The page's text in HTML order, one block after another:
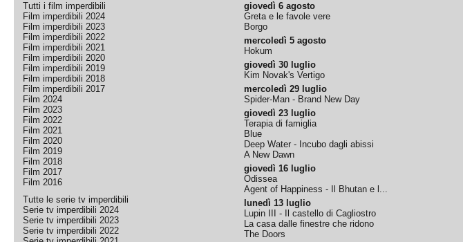
Tutti i film imperdibili
Film imperdibili 2024
Film imperdibili 2023
Film imperdibili 2022
Film imperdibili 2021
Film imperdibili 2020
Film imperdibili 2019
Film imperdibili 2018
Film imperdibili 2017
Film 2024
Film 2023
Film 2022
Film 2021
Film 2020
Film 2019
Film 2018
Film 2017
Film 2016
Tutte le serie tv imperdibili
Serie tv imperdibili 2024
Serie tv imperdibili 2023
Serie tv imperdibili 2022
giovedì 6 agosto
Greta e le favole vere
Borgo
mercoledì 5 agosto
Hokum
giovedì 30 luglio
Kim Novak's Vertigo
mercoledì 29 luglio
Spider-Man - Brand New Day
giovedì 23 luglio
Terapia di famiglia
Blue
Deep Water - Incubo dagli abissi
A New Dawn
giovedì 16 luglio
Odissea
Agent of Happiness - Il Bhutan e l...
lunedì 13 luglio
Lupin III - Il castello di Cagliostro
La casa dalle finestre che ridono
The Doors